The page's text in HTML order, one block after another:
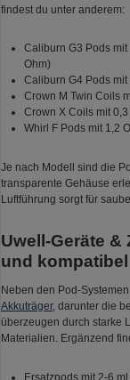
findest du unter anderem:
Caliburn G3 Pods
Ohm)
Caliburn G4 Pods
Crown M Twin Coils
Crown X Coils mit
Whirl F Pods mit 1,2
Je nach Modell sind die
transparente Gehäuse
Luftführung sorgt für
Uwell-Geräte
und kompatibel
Neben den Pod-
Akkuträger, darunter die
überzeugen durch starke
Materialien. Ergänzend
Ersatzpods mit 2-6